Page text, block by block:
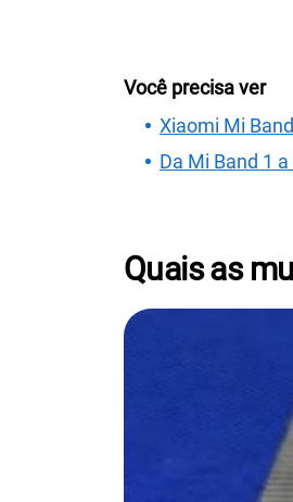
Você precisa ver
Xiaomi Mi
Da Mi Band 1
Quais as